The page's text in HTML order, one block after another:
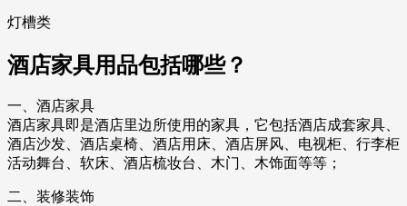
灯槽类
酒店家具用品包括哪些？
一、酒店家具
酒店家具即是酒店里边所使用的家具，它包括酒店成套家具、
酒店沙发、酒店桌椅、酒店用床、酒店屏风、电视柜、行李柜
活动舞台、软床、酒店梳妆台、木门、木饰面等等；
二、装修装饰